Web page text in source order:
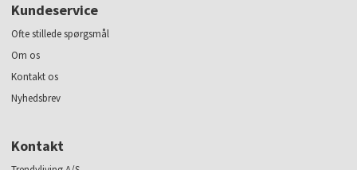
Kundeservice
Ofte stillede spørgsmål
Om os
Kontakt os
Nyhedsbrev
Kontakt